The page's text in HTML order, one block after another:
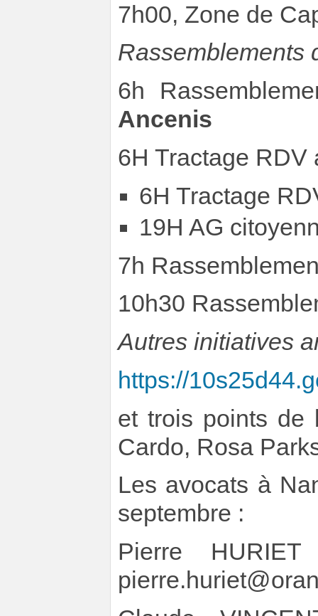
7h00, Zone de
Rassemblements
6h
Ancenis
6H Tractage
6H Tractage
19H AG
7h
10h30
Autres initiatives
https://
et trois points de
Cardo, Rosa
Les avocats à
septembre :
Pierre